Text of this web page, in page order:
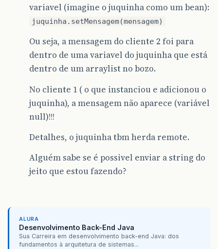
variavel (imagine o juquinha como um bean):
juquinha.setMensagem(mensagem)
Ou seja, a mensagem do cliente 2 foi para
dentro de uma variavel do juquinha que está
dentro de um arraylist no bozo.
No cliente 1 ( o que instanciou e adicionou o
juquinha), a mensagem não aparece (variável
null)!!!
Detalhes, o juquinha tbm herda remote.
Alguém sabe se é possivel enviar a string do
jeito que estou fazendo?
ALURA
Desenvolvimento Back-End Java
Sua Carreira em desenvolvimento back-end Java: dos
fundamentos à arquitetura de sistemas...